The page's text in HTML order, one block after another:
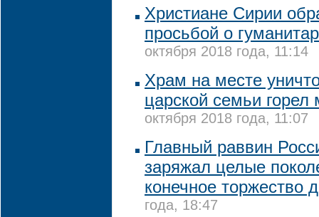
Христиане Сирии
просьбой о
октября 2018 года, 11:14
Храм на месте
царской семьи
октября 2018 года, 11:07
Главный раввин
заряжал целые
конечное торжество
года, 18:47